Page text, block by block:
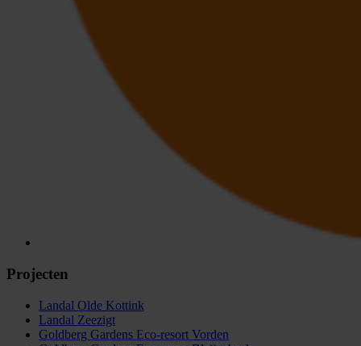
Projecten
Landal Olde Kottink
Landal Zeezigt
Goldberg Gardens Eco-resort Vorden